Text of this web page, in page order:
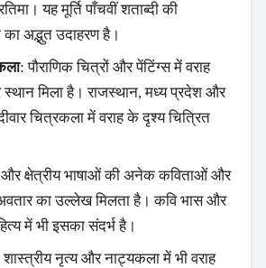
यह मूर्ति पाँचवीं शताब्दी की
अद्भुत उदाहरण है।
: पौराणिक चित्रों और पेंटिंग्स में वराह
स्थान मिला है। राजस्थान, मध्य प्रदेश और
चित्रकला में वराह के दृश्य चित्रित
क्षेत्रीय भाषाओं की अनेक कविताओं और
का उल्लेख मिलता है। कवि भास और
में भी इसका संदर्भ है।
शास्त्रीय नृत्य और नाट्यकला में भी वराह